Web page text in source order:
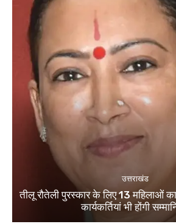
उत्तराखंड
तीलू रौतेली पुरस्कार के लिए 13 महिलाओं
कार्यकर्तियां भी होंगी